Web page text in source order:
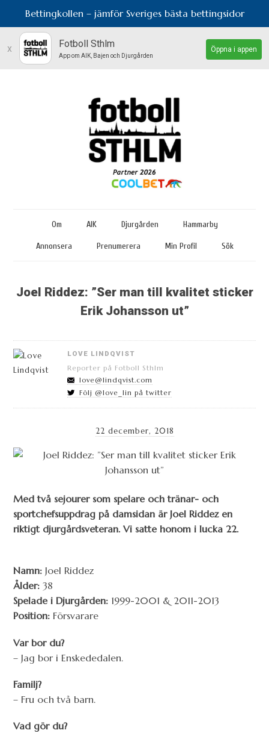
Bettingkollen – jämför Sveriges bästa bettingsidor
x Fotboll Sthlm
App om AIK, Bajen och Djurgården
Öppna i appen
Om AIK Djurgården Hammarby
Annonsera Prenumerera Min Profil Sök
Joel Riddez: ”Ser man till kvalitet sticker
Erik Johansson ut”
LOVE LINDQVIST
Reporter på Fotboll Sthlm
love@lindqvist.com
Följ @love_lin på twitter
22 december, 2018
Med två sejourer som spelare och tränar- och
sportchefsuppdrag på damsidan är Joel Riddez en
riktigt djurgårdsveteran. Vi satte honom i lucka 22.
Namn: Joel Riddez
Ålder: 38
Spelade i Djurgården: 1999-2001 & 2011-2013
Position: Försvarare
Var bor du?
– Jag bor i Enskededalen.
Familj?
– Fru och två barn.
Vad gör du?